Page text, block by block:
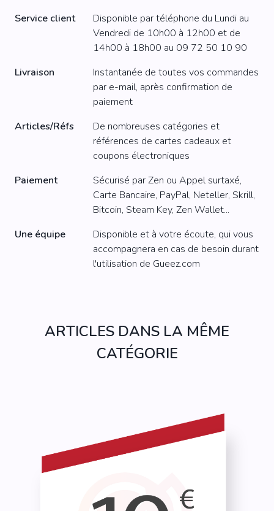
Service client
Disponible par téléphone du Lundi au
Vendredi de 10h00 à 12h00 et de
14h00 à 18h00 au 09 72 50 10 90
Livraison
Instantanée de toutes vos commandes
par e-mail, après confirmation de
paiement
Articles/Réfs
De nombreuses catégories et
références de cartes cadeaux et
coupons électroniques
Paiement
Sécurisé par Zen ou Appel surtaxé,
Carte Bancaire, PayPal, Neteller, Skrill,
Bitcoin, Steam Key, Zen Wallet...
Une équipe
Disponible et à votre écoute, qui vous
accompagnera en cas de besoin durant
l'utilisation de Gueez.com
ARTICLES DANS LA MÊME
CATÉGORIE